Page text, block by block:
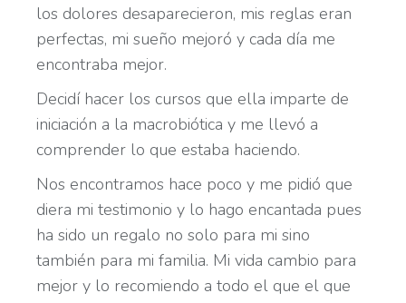
los dolores desaparecieron, mis reglas eran
perfectas, mi sueño mejoró y cada día me
encontraba mejor.
Decidí hacer los cursos que ella imparte de
iniciación a la macrobiótica y me llevó a
comprender lo que estaba haciendo.
Nos encontramos hace poco y me pidió que
diera mi testimonio y lo hago encantada pues
ha sido un regalo no solo para mi sino
también para mi familia. Mi vida cambio para
mejor y lo recomiendo a todo el que el que